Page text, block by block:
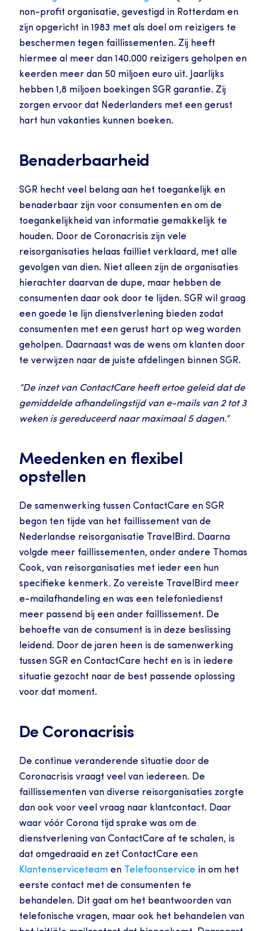
non-profit organisatie, gevestigd in Rotterdam en
zijn opgericht in 1983 met als doel om reizigers te
beschermen tegen faillissementen. Zij heeft
hiermee al meer dan 140.000 reizigers geholpen en
keerden meer dan 50 miljoen euro uit. Jaarlijks
hebben 1,8 miljoen boekingen SGR garantie. Zij
zorgen ervoor dat Nederlanders met een gerust
hart hun vakanties kunnen boeken.
Benaderbaarheid
SGR hecht veel belang aan het toegankelijk en
benaderbaar zijn voor consumenten en om de
toegankelijkheid van informatie gemakkelijk te
houden. Door de Coronacrisis zijn vele
reisorganisaties helaas failliet verklaard, met alle
gevolgen van dien. Niet alleen zijn de organisaties
hierachter daarvan de dupe, maar hebben de
consumenten daar ook door te lijden. SGR wil graag
een goede 1e lijn dienstverlening bieden zodat
consumenten met een gerust hart op weg worden
geholpen. Daarnaast was de wens om klanten door
te verwijzen naar de juiste afdelingen binnen SGR.
“De inzet van ContactCare heeft ertoe geleid dat de
gemiddelde afhandelingstijd van e-mails van 2 tot 3
weken is gereduceerd naar maximaal 5 dagen.”
Meedenken en flexibel
opstellen
De samenwerking tussen ContactCare en SGR
begon ten tijde van het faillissement van de
Nederlandse reisorganisatie TravelBird. Daarna
volgde meer faillissementen, onder andere Thomas
Cook, van reisorganisaties met ieder een hun
specifieke kenmerk. Zo vereiste TravelBird meer
e-mailafhandeling en was een telefoniedienst
meer passend bij een ander faillissement. De
behoefte van de consument is in deze beslissing
leidend. Door de jaren heen is de samenwerking
tussen SGR en ContactCare hecht en is in iedere
situatie gezocht naar de best passende oplossing
voor dat moment.
De Coronacrisis
De continue veranderende situatie door de
Coronacrisis vraagt veel van iedereen. De
faillissementen van diverse reisorganisaties zorgte
dan ook voor veel vraag naar klantcontact. Daar
waar vóór Corona tijd sprake was om de
dienstverlening van ContactCare af te schalen, is
Klantenserviceteam en Telefoonservice in om het
eerste contact met de consumenten te
behandelen. Dit gaat om het beantwoorden van
telefonische vragen, maar ook het behandelen van